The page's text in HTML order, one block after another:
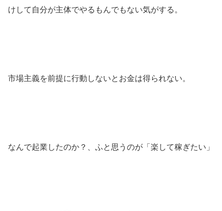
けして自分が主体でやるもんでもない気がする。
市場主義を前提に行動しないとお金は得られない。
なんで起業したのか？、ふと思うのが「楽して稼ぎたい」